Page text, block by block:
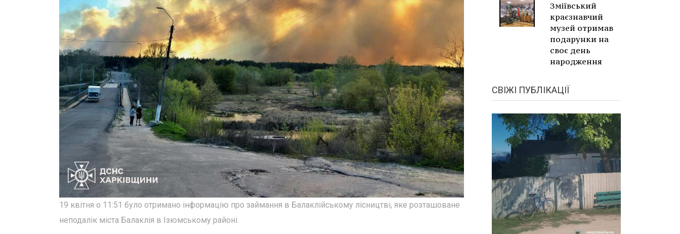
19 квітня о 11:51 було отримано інформацію про займання в Балаклійському лісництві, яке розташоване
неподалік міста Балаклія в Ізюмському районі.
Зміївський
краєзнавчий
музей отримав
подарунки на
своє день
народження
СВІЖІ ПУБЛІКАЦІЇ